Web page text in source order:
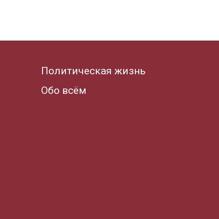
Политическая жизнь
Обо всём